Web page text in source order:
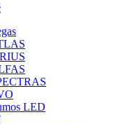
LED